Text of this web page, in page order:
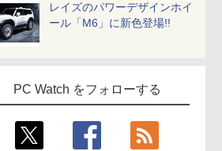
レイズのパワーデザインホイ
ール「M6」に新色登場!!
PC Watch をフォローする